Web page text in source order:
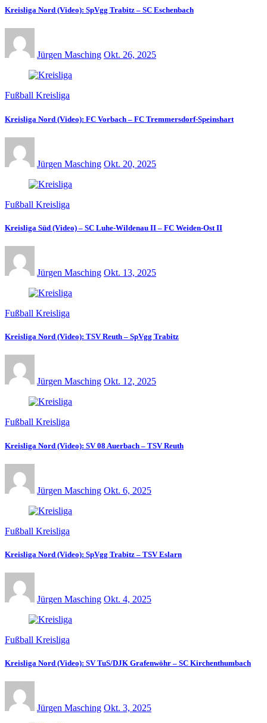
Kreisliga Nord (Video): SpVgg Trabitz – SC Eschenbach
Jürgen Masching Okt. 26, 2025
Fußball Kreisliga
Kreisliga Nord (Video): FC Vorbach – FC Tremmersdorf-Speinshart
Jürgen Masching Okt. 20, 2025
Fußball Kreisliga
Kreisliga Süd (Video) – SC Luhe-Wildenau II – FC Weiden-Ost II
Jürgen Masching Okt. 13, 2025
Fußball Kreisliga
Kreisliga Nord (Video): TSV Reuth – SpVgg Trabitz
Jürgen Masching Okt. 12, 2025
Fußball Kreisliga
Kreisliga Nord (Video): SV 08 Auerbach – TSV Reuth
Jürgen Masching Okt. 6, 2025
Fußball Kreisliga
Kreisliga Nord (Video): SpVgg Trabitz – TSV Eslarn
Jürgen Masching Okt. 4, 2025
Fußball Kreisliga
Kreisliga Nord (Video): SV TuS/DJK Grafenwöhr – SC Kirchenthumbach
Jürgen Masching Okt. 3, 2025